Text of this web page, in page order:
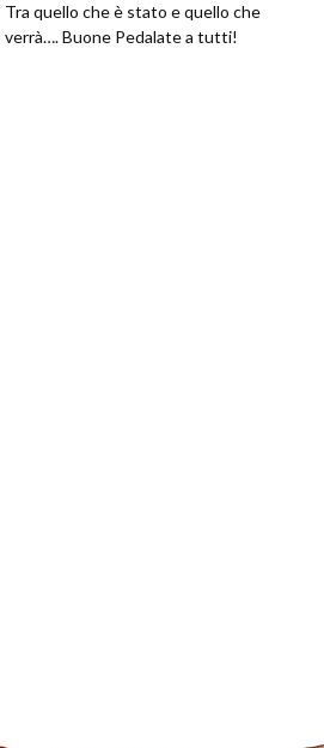
Tra quello che è stato e quello che
verrà…. Buone Pedalate a tutti!